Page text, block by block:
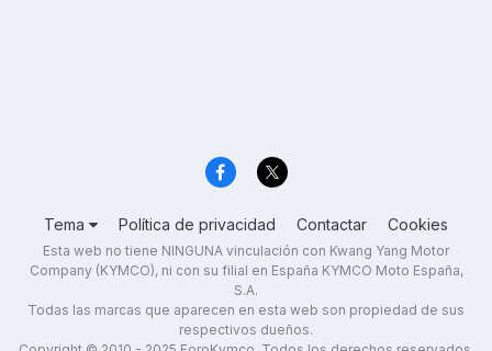
Tema Política de privacidad Contactar Cookies
Esta web no tiene NINGUNA vinculación con Kwang Yang Motor
Company (KYMCO), ni con su filial en España KYMCO Moto España,
S.A.
Todas las marcas que aparecen en esta web son propiedad de sus
respectivos dueños.